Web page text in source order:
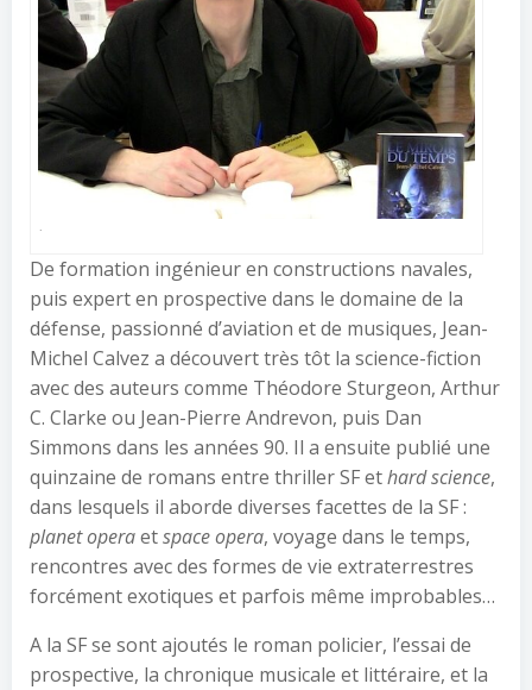
.
De formation ingénieur en constructions navales,
puis expert en prospective dans le domaine de la
défense, passionné d’aviation et de musiques, Jean-
Michel Calvez a découvert très tôt la science-fiction
avec des auteurs comme Théodore Sturgeon, Arthur
C. Clarke ou Jean-Pierre Andrevon, puis Dan
Simmons dans les années 90. Il a ensuite publié une
quinzaine de romans entre thriller SF ethard science,
dans lesquels il aborde diverses facettes de la SF :
planet operaetspace opera, voyage dans le temps,
rencontres avec des formes de vie extraterrestres
forcément exotiques et parfois même improbables…
A la SF se sont ajoutés le roman policier, l’essai de
prospective, la chronique musicale et littéraire, et la